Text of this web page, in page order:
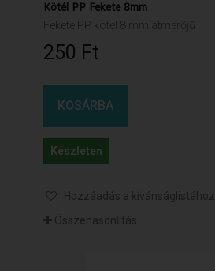
Kötél PP Fekete 8mm
Fekete PP kötél 8 mm átmérőjű
250 Ft‎
KOSÁRBA
Készleten
Hozzáadás a kívánságlistához
Összehasonlítás